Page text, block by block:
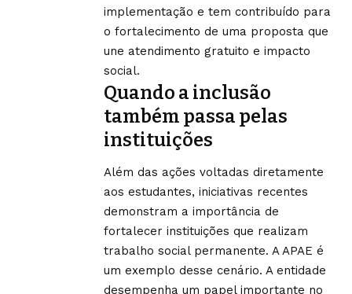
implementação e tem contribuído para
o fortalecimento de uma proposta que
une atendimento gratuito e impacto
social.
Quando a inclusão
também passa pelas
instituições
Além das ações voltadas diretamente
aos estudantes, iniciativas recentes
demonstram a importância de
fortalecer instituições que realizam
trabalho social permanente. A APAE é
um exemplo desse cenário. A entidade
desempenha um papel importante no